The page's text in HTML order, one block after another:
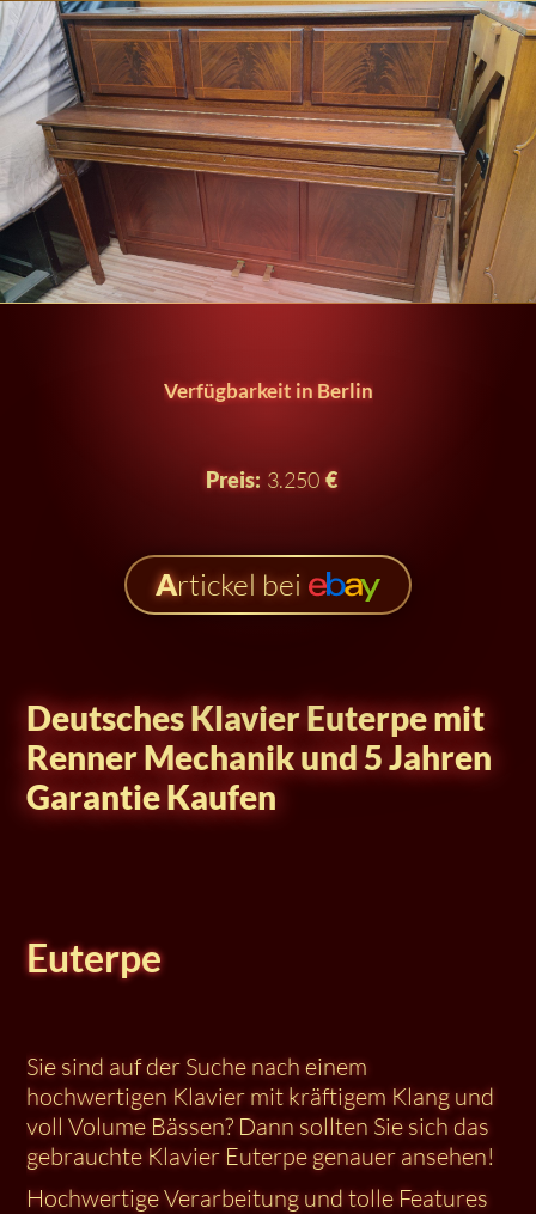
Verfügbarkeit in Berlin
Preis: 3.250 €
Artickel bei
Deutsches Klavier Euterpe mit
Renner Mechanik und 5 Jahren
Garantie Kaufen
Euterpe
Sie sind auf der Suche nach einem
hochwertigen Klavier mit kräftigem Klang und
voll Volume Bässen? Dann sollten Sie sich das
gebrauchte Klavier Euterpe genauer ansehen!
Hochwertige Verarbeitung und tolle Features